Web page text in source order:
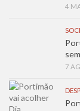
4
7